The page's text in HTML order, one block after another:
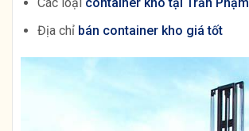
Địa chỉ bán container kho giá tốt